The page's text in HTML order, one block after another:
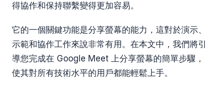
得協作和保持聯繫變得更加容易。
它的一個關鍵功能是分享螢幕的能力，這對於演示、
示範和協作工作來說非常有用。在本文中，我們將引
導您完成在 Google Meet 上分享螢幕的簡單步驟，
使其對所有技術水平的用戶都能輕鬆上手。